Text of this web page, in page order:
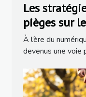
Les
pièges sur
populaires
À l’ère du
devenus une voie